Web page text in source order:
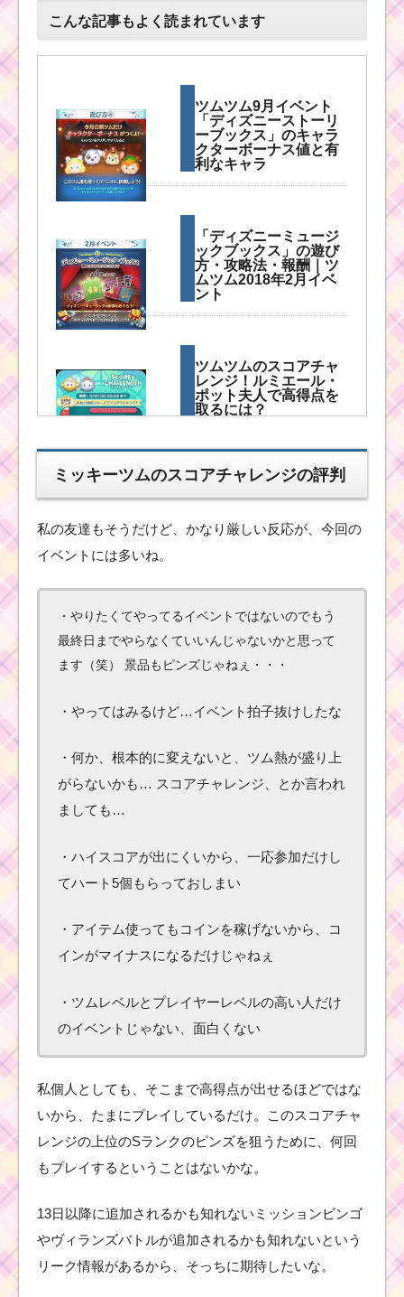
こんな記事もよく読まれています
ツムツム9月イベント
「ディズニーストーリ
ーブックス」のキャラ
クターボーナス値と有
利なキャラ
「ディズニーミュージ
ックブックス」の遊び
方・攻略法・報酬｜ツ
ムツム2018年2月イベ
ント
ツムツムのスコアチャ
レンジ！ルミエール・
ポット夫人で高得点を
取るには？
ハッピーハロウ
ィーン！集めた
ボチャからあふ
れ出ちゃう
耳がとがったツムで80
コンボを出した攻略法
もらえるピンズとは
のお宝探しイベ
でたくさんコイ
ツムツム1月イベント！
ター9枚目（オマケ）の
リボンをつけた
スキルを10回使
うミッションを
攻略するツム
ミッキーツムのスコアチャレンジの評判
私の友達もそうだけど、かなり厳しい反応が、今回の
イベントには多いね。
・やりたくてやってるイベントではないのでもう
最終日までやらなくていいんじゃないかと思って
ます（笑） 景品もピンズじゃねぇ・・・
・やってはみるけど…イベント拍子抜けしたな
・何か、根本的に変えないと、ツム熱が盛り上
がらないかも… スコアチャレンジ、とか言われ
ましても…
・ハイスコアが出にくいから、一応参加だけし
てハート5個もらっておしまい
・アイテム使ってもコインを稼げないから、コ
インがマイナスになるだけじゃねぇ
・ツムレベルとプレイヤーレベルの高い人だけ
のイベントじゃない、面白くない
私個人としても、そこまで高得点が出せるほどではな
いから、たまにプレイしているだけ。このスコアチャ
レンジの上位のSランクのピンズを狙うために、何回
もプレイするということはないかな。
13日以降に追加されるかも知れないミッションビンゴ
やヴィランズバトルが追加されるかも知れないという
リーク情報があるから、そっちに期待したいな。